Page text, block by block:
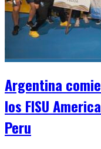
Argentina
los FISU
Peru